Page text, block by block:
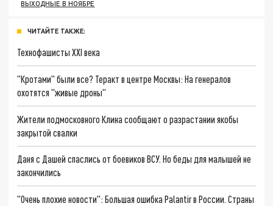
ВЫХОДНЫЕ В НОЯБРЕ
ЧИТАЙТЕ ТАКЖЕ:
Технофашисты XXI века
"Кротами" были все? Теракт в центре Москвы: На генералов
охотятся "живые дроны"
Жители подмосковного Клина сообщают о разрастании якобы
закрытой свалки
Даня с Дашей спаслись от боевиков ВСУ. Но беды для малышей не
закончились
"Очень плохие новости": Большая ошибка Palantir в России. Страны